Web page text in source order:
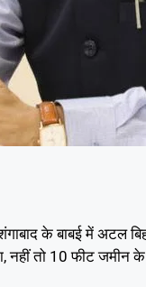
के बाबई में अटल
नहीं तो 10 फीट जमीन